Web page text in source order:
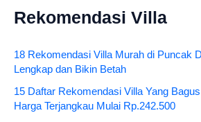
Rekomendasi Villa
18 Rekomendasi Villa Murah di Puncak
Lengkap dan Bikin Betah
15 Daftar Rekomendasi Villa Yang
Harga Terjangkau Mulai Rp.242.500